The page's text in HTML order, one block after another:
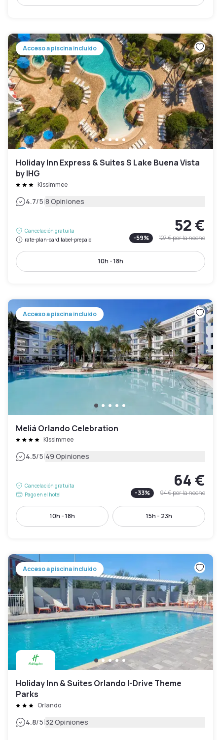
Acceso a piscina incluido
Holiday Inn Express & Suites S Lake Buena Vista
by IHG
Kissimmee
4.7/5|8 Opiniones
Cancelación gratuita
rate-plan-card.label-prepaid
52 €
-59% 127 €por la noche
10h - 18h
Acceso a piscina incluido
Meliá Orlando Celebration
Kissimmee
4.5/5|49 Opiniones
Cancelación gratuita
Pago en el hotel
64 €
-33% 94 €por la noche
10h - 18h 15h - 23h
Acceso a piscina incluido
Holiday Inn & Suites Orlando I-Drive Theme
Parks
Orlando
4.8/5|32 Opiniones